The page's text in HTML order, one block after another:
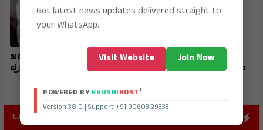
ಜವಾಹರ ನವೋದಯ ವಿದ್ಯಾರ್ಥಿ
ಪ್ರಜ್ವಲ್ ರಾಜ್ಯಕ್ಕೆ ಪ್ರಥಮ
ಮುದಗಲ್ ಪಿಎಸ್‌ಐ ಸೇರಿ
ಪೊಲೀಸರ ಅಮಾನತ್ತು ಮಾಡಲು
LATEST POST
Get latest news updates delivered straight to
your WhatsApp.
Visit Website Join Now
POWERED BY KHUSHIHOST®
Version 38.0 | Support +91 90603 29333